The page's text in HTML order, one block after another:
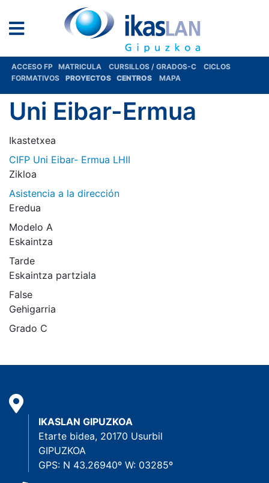
ACCESO FP MATRICULA CURSILLOS / GRADOS-C
CICLOS
FORMATIVOS
PROYECTOS CENTROS MAPA
Uni Eibar-Ermua
Ikastetxea
CIFP Uni Eibar- Ermua LHII
Zikloa
Asistencia a la dirección
Eredua
Modelo A
Eskaintza
Tarde
Eskaintza partziala
False
Gehigarria
Grado C
IKASLAN GIPUZKOA
Etarte bidea, 20170 Usurbil
GIPUZKOA
GPS: N 43.26940º W: 03285º